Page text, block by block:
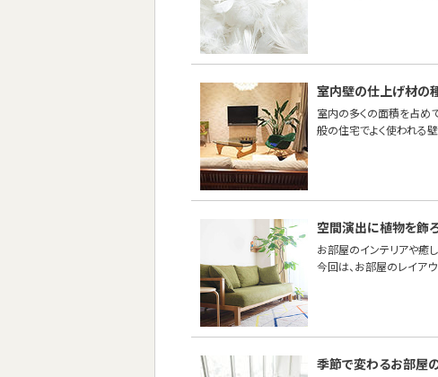
室内壁の仕上げ材の
室内の多くの面積を占め
般の住宅でよく使われる
空間演出に植物を飾
お部屋のインテリアや癒
今回は、お部屋のレイア
季節で変わるお部屋